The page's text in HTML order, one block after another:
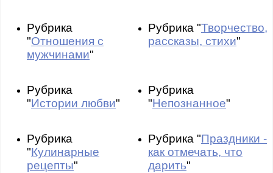
Рубрика
"Отношения с
мужчинами"
Рубрика "Творчество,
рассказы, стихи"
Рубрика
"Истории любви"
Рубрика
"Непознанное"
Рубрика
"Кулинарные
рецепты"
Рубрика "Праздники -
как отмечать, что
дарить"